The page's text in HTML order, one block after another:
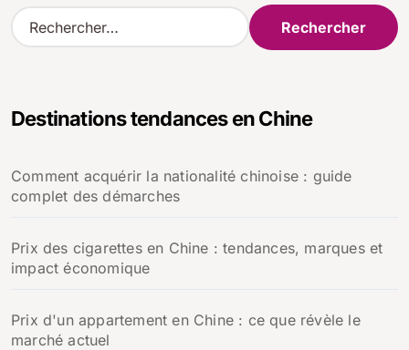
R
e
r
e
r
Destinations tendances en Chine
Comment acquérir la nationalité chinoise : guide
complet des démarches
Prix des cigarettes en Chine : tendances, marques et
impact économique
Prix d'un appartement en Chine : ce que révèle le
marché actuel